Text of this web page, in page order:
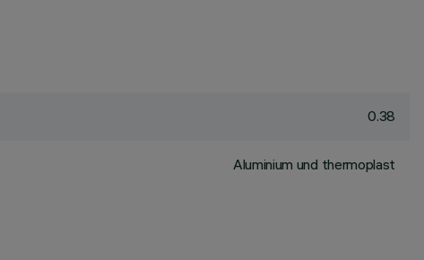
0.38
Aluminium und thermoplast